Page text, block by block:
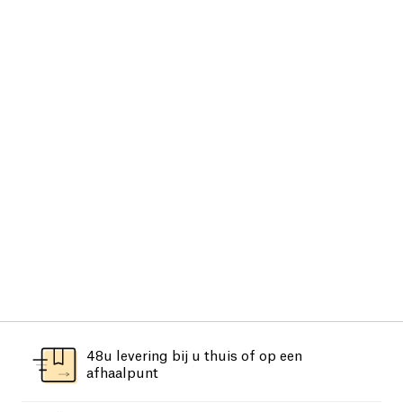
48u levering bij u thuis of op een
afhaalpunt